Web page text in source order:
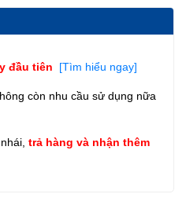
đầu tiên [Tìm hiểu ngay]
còn nhu cầu sử dụng nữa
trả hàng và nhận thêm